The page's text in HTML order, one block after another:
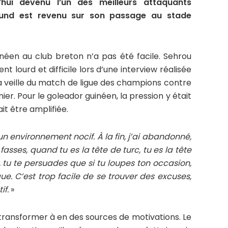
devenu l’un des meilleurs attaquants
est revenu sur son passage au stade
au club breton n’a pas été facile. Sehrou
lourd et difficile lors d’une interview réalisée
veille du match de ligue des champions contre
Pour le goleador guinéen, la pression y était
être amplifiée.
environnement nocif. À la fin, j’ai abandonné,
quand tu es la tête de turc, tu es la tête
te persuades que si tu loupes ton occasion,
C’est trop facile de se trouver des excuses,
»
à en des sources de motivations. Le